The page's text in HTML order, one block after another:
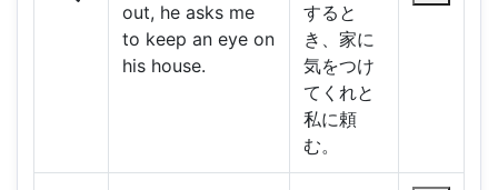
out, he asks me
to keep an eye on
his house.
すると
き、家に
気をつけ
てくれと
私に頼
む。